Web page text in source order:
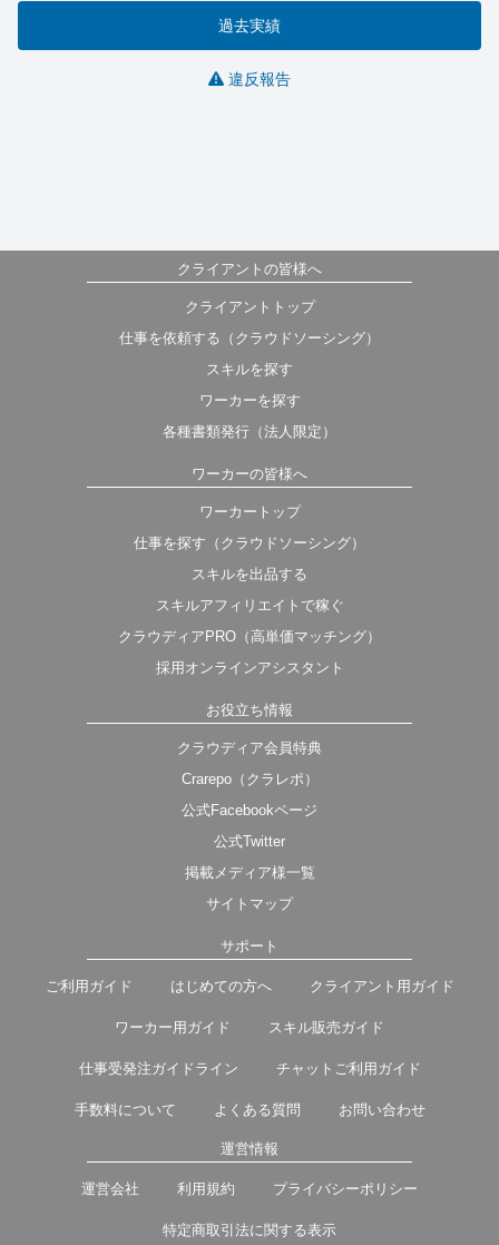
過去実績
違反報告
クライアントの皆様へ
クライアントトップ
仕事を依頼する（クラウドソーシング）
スキルを探す
ワーカーを探す
各種書類発行（法人限定）
ワーカーの皆様へ
ワーカートップ
仕事を探す（クラウドソーシング）
スキルを出品する
スキルアフィリエイトで稼ぐ
クラウディアPRO（高単価マッチング）
採用オンラインアシスタント
お役立ち情報
クラウディア会員特典
Crarepo（クラレポ）
公式Facebookページ
公式Twitter
掲載メディア様一覧
サイトマップ
サポート
ご利用ガイド はじめての方へ クライアント用ガイド
ワーカー用ガイド スキル販売ガイド
仕事受発注ガイドライン チャットご利用ガイド
手数料について よくある質問 お問い合わせ
運営情報
運営会社 利用規約 プライバシーポリシー
特定商取引法に関する表示